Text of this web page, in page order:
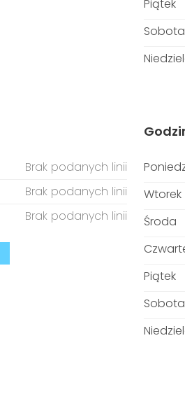
Piątek
Sobota
Brak podanych linii
Brak podanych linii
Brak podanych linii
Wtorek
Środa
Piątek
Sobota